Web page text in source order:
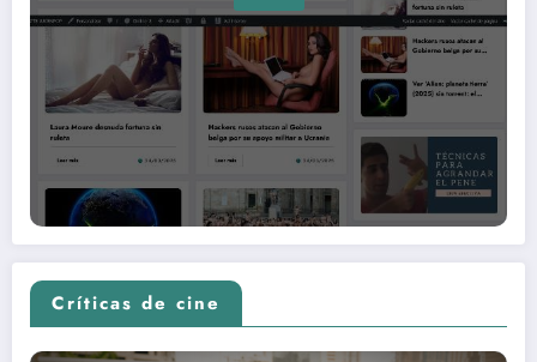
Críticas de cine